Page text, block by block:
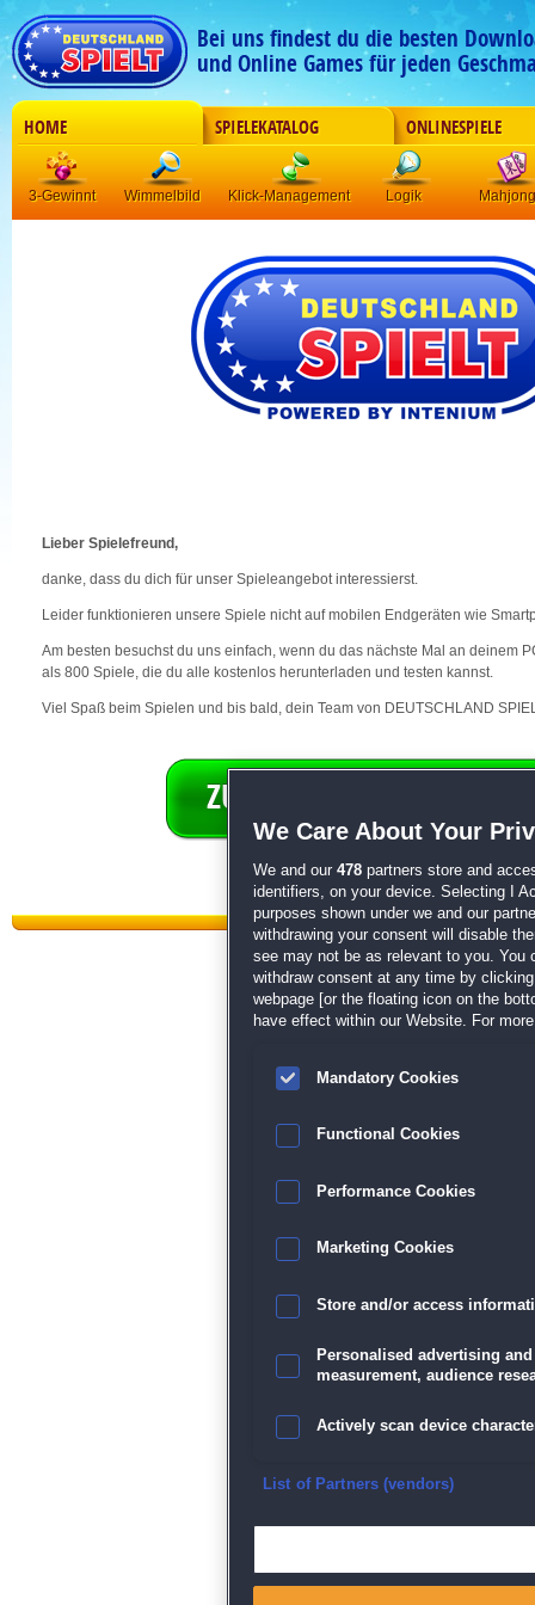
Bei uns findest du die besten
und Online Games für jeden
HOME SPIELEKATALOG ONLINESPIELE
3-Gewinnt Wimmelbild Klick-Management Logik Mahjong
Lieber Spielefreund,
danke, dass du dich für unser Spieleangebot interessierst.
Leider funktionieren unsere Spiele nicht auf mobilen Endgeräten wie
Am besten besuchst du uns einfach, wenn du das nächste Mal an deinem
als 800 Spiele, die du alle kostenlos herunterladen und testen kannst.
Viel Spaß beim Spielen und bis bald, dein Team von DEUTSCHLAND
Datenschutz| AGB|Impressum
We Care About Your
We and our 478 partners store and
identifiers, on your device. Selecting I
purposes shown under we and our
withdrawing your consent will disable
see may not be as relevant to you. You
withdraw consent at any time by
webpage [or the floating icon on the
have effect within our Website. For
Mandatory Cookies
Functional Cookies
Performance Cookies
Marketing Cookies
Store and/or access
Personalised advertising
measurement, audience
Actively scan device
Ensure security, prevent
List of Partners (vendors)